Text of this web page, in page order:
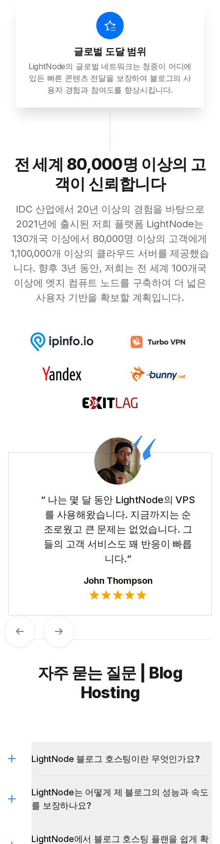
글로벌 도달 범위
LightNode의 글로벌 네트워크는 청중이 어디에
있든 빠른 콘텐츠 전달을 보장하여 블로그의 사
용자 경험과 참여도를 향상시킵니다.
전 세계 80,000명 이상의 고
객이 신뢰합니다
IDC 산업에서 20년 이상의 경험을 바탕으로
2021년에 출시된 저희 플랫폼 LightNode는
130개국 이상에서 80,000명 이상의 고객에게
1,100,000개 이상의 클라우드 서버를 제공했습
니다. 향후 3년 동안, 저희는 전 세계 100개국
이상에 엣지 컴퓨트 노드를 구축하여 더 넓은
사용자 기반을 확보할 계획입니다.
“ 나는 이 웹사이트에 대해 처음이고
LightNode 덕분에 두바이 VPS로 쉽
게 시작할 수 있었습니다. 사용하기
간단하고 가격이 투명해서 좋습니
다.“
Emma Wilson
이전 다음
자주 묻는 질문 | Blog
Hosting
LightNode 블로그 호스팅이란 무엇인가요?
LightNode는 어떻게 제 블로그의 성능과 속도
를 보장하나요?
LightNode에서 블로그 호스팅 플랜을 쉽게 확